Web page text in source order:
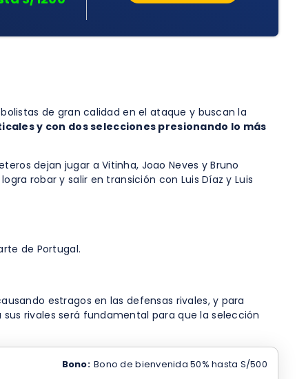
de gran calidad en el ataque y buscan la
y con dos selecciones presionando lo más
dejan jugar a Vitinha, Joao Neves y Bruno
robar y salir en transición con Luis Díaz y Luis
de Portugal.
estragos en las defensas rivales, y para
rivales será fundamental para que la selección
Bono: Bono de bienvenida 50% hasta S/500